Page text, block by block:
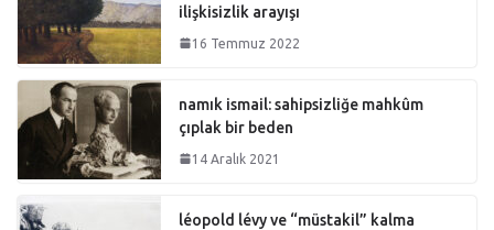
ilişkisizlik arayışı
16 Temmuz 2022
namık ismail: sahipsizliğe mahkûm
çıplak bir beden
14 Aralık 2021
léopold lévy ve “müstakil” kalma